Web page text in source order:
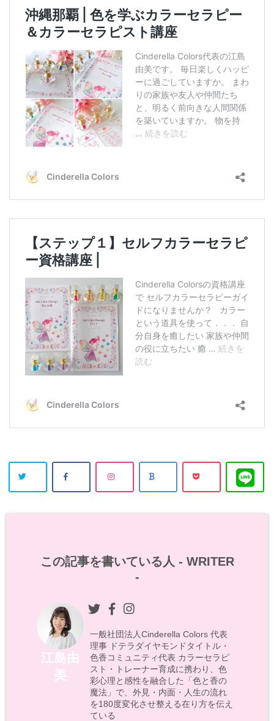
この記事を書いている人 - WRITER
-
江島由
美
一般社団法人Cinderella Colors 代表
理事 ドテラダイヤモンドタイトル・
色香コミュニティ代表 カラーセラピ
スト・トレーナー育成に携わり、色
彩心理と感性を融合した「色と香の
魔法」で、外見・内面・人生の流れ
を180度変化させ整える在り方を伝え
ている